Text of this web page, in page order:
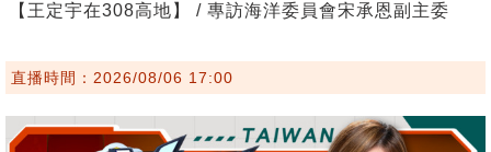
【王定宇在308高地】 / 專訪海洋委員會宋承恩副主委
直播時間：2026/08/06 17:00